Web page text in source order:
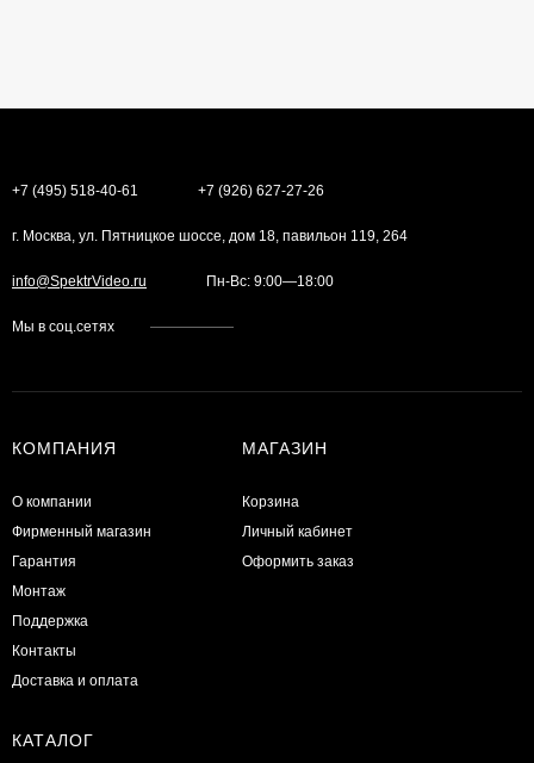
+7 (495) 518-40-61 +7 (926) 627-27-26
г. Москва, ул. Пятницкое шоссе, дом 18, павильон 119, 264
info@SpektrVideo.ru Пн-Вс: 9:00—18:00
Мы в соц.сетях
КОМПАНИЯ
О компании
Фирменный магазин
Гарантия
Монтаж
Поддержка
Контакты
Доставка и оплата
МАГАЗИН
Корзина
Личный кабинет
Оформить заказ
КАТАЛОГ